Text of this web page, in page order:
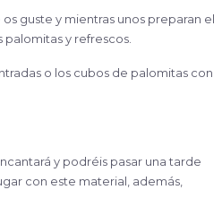
guste y mientras unos preparan el
y refrescos.
o los cubos de palomitas con
y podréis pasar una tarde
con este material, además,